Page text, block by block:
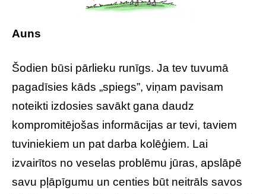
Auns
Šodien būsi pārlieku runīgs. Ja tev tuvumā
pagadīsies kāds „spiegs”, viņam pavisam
noteikti izdosies savākt gana daudz
kompromitējošas informācijas ar tevi, taviem
tuviniekiem un pat darba kolēģiem. Lai
izvairītos no veselas problēmu jūras, apslāpē
savu pļāpīgumu un centies būt neitrāls savos